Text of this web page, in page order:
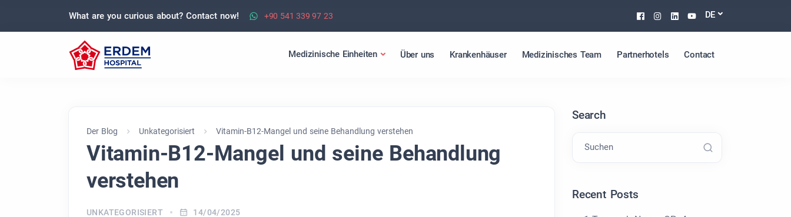
What are you curious about? Contact now! +90 541 339 97 23 Facebook
Instagram
Linkedin
Youtube
DE
Medizinische Einheiten Über uns Krankenhäuser Medizinisches Team Partnerhotels Contact
Der Blog Unkategorisiert Vitamin-B12-Mangel und seine Behandlung verstehen
Vitamin-B12-Mangel und seine Behandlung
verstehen
UNKATEGORISIERT 14/04/2025
Search
Suchen
Recent Posts